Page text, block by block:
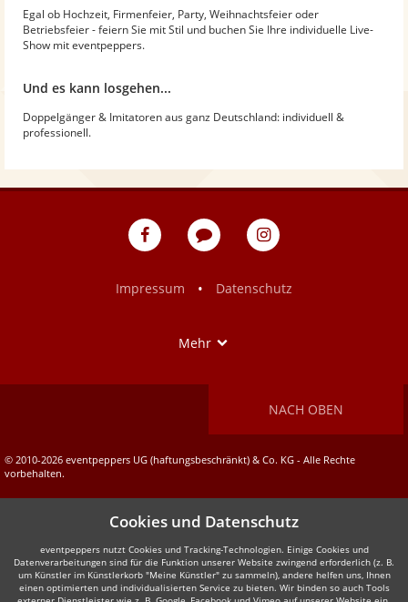
Egal ob Hochzeit, Firmenfeier, Party, Weihnachtsfeier oder
Betriebsfeier - feiern Sie mit Stil und buchen Sie Ihre individuelle Live-
Show mit eventpeppers.
Und es kann losgehen...
Doppelgänger & Imitatoren aus ganz Deutschland: individuell &
professionell.
eventpeppers
Blog
eventpeppers
Impressum
• Datenschutz
Mehr
NACH OBEN
© 2010-2026 eventpeppers UG (haftungsbeschränkt) & Co. KG - Alle Rechte
vorbehalten.
Cookies und Datenschutz
eventpeppers nutzt Cookies und Tracking-Technologien. Einige Cookies und
Datenverarbeitungen sind für die Funktion unserer Website zwingend erforderlich (z. B.
um Künstler im Künstlerkorb "Meine Künstler" zu sammeln), andere helfen uns, Ihnen
einen optimierten und individualisierten Service zu bieten. Wir binden so auch Tools